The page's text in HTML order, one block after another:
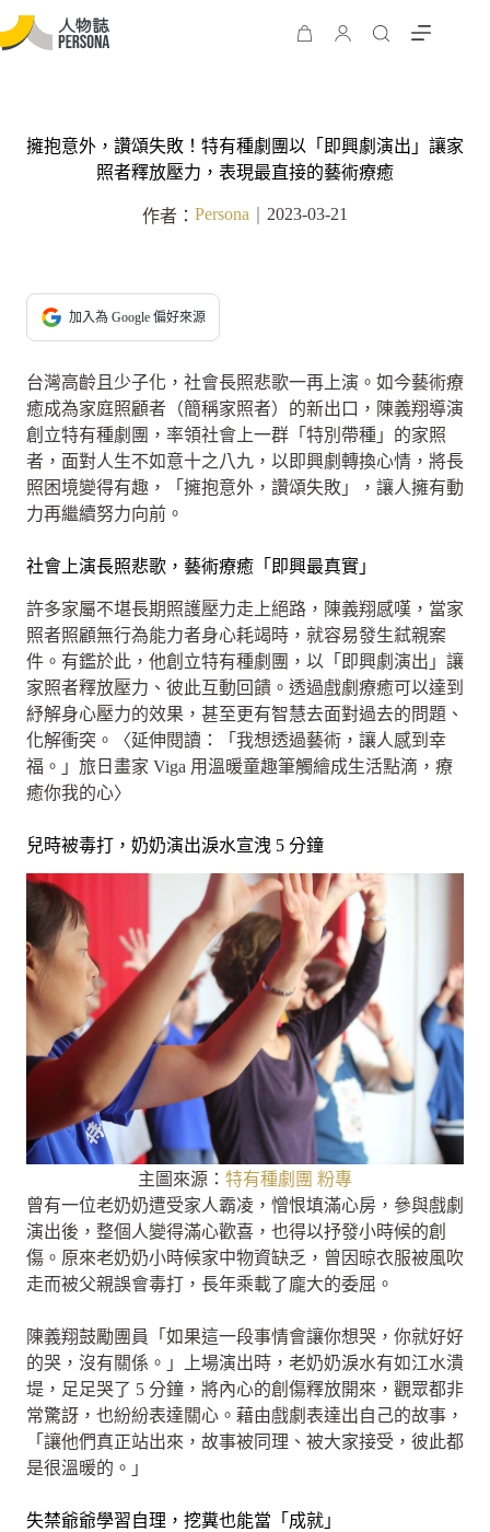
擁抱意外，讚頌失敗！特有種劇團以「即興劇演出」讓家
照者釋放壓力，表現最直接的藝術療癒
作者： Persona 2023-03-21
加入為 Google 偏好來源
台灣高齡且少子化，社會長照悲歌一再上演。如今藝術療
癒成為家庭照顧者（簡稱家照者）的新出口，陳義翔導演
創立特有種劇團，率領社會上一群「特別帶種」的家照
者，面對人生不如意十之八九，以即興劇轉換心情，將長
照困境變得有趣，「擁抱意外，讚頌失敗」，讓人擁有動
力再繼續努力向前。
社會上演長照悲歌，藝術療癒「即興最真實」
許多家屬不堪長期照護壓力走上絕路，陳義翔感嘆，當家
照者照顧無行為能力者身心耗竭時，就容易發生弒親案
件。有鑑於此，他創立特有種劇團，以「即興劇演出」讓
家照者釋放壓力、彼此互動回饋。透過戲劇療癒可以達到
紓解身心壓力的效果，甚至更有智慧去面對過去的問題、
化解衝突。〈延伸閱讀：「我想透過藝術，讓人感到幸
福。」旅日畫家 Viga 用溫暖童趣筆觸繪成生活點滴，療
癒你我的心〉
兒時被毒打，奶奶演出淚水宣洩 5 分鐘
主圖來源： 特有種劇團 粉專
曾有一位老奶奶遭受家人霸凌，憎恨填滿心房，參與戲劇
演出後，整個人變得滿心歡喜，也得以抒發小時候的創
傷。原來老奶奶小時候家中物資缺乏，曾因晾衣服被風吹
走而被父親誤會毒打，長年乘載了龐大的委屈。
陳義翔鼓勵團員「如果這一段事情會讓你想哭，你就好好
的哭，沒有關係。」上場演出時，老奶奶淚水有如江水潰
堤，足足哭了 5 分鐘，將內心的創傷釋放開來，觀眾都非
常驚訝，也紛紛表達關心。藉由戲劇表達出自己的故事，
「讓他們真正站出來，故事被同理、被大家接受，彼此都
是很溫暖的。」
失禁爺爺學習自理，挖糞也能當「成就」